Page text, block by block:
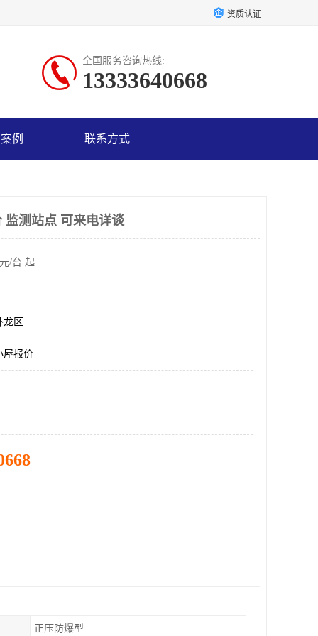
资质认证
全国服务咨询热线:
13333640668
例 联系方式
监测站点 可来电详谈
/台 起
龙区
屋报价
正压防爆型